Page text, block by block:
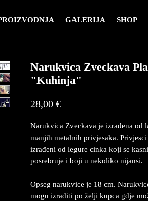
GALERIJA SHOP
Narukvica Zveckava
"Kuhinja"
28,00 €Price
Narukvica Zveckava je izrađena od
manjih metalnih privjesaka. Privjesci
izrađeni od legure cinka koji se
posrebruje i boji u nekoliko nijansi.
Opseg narukvice je 18 cm.
mogu izraditi po želji kupca gdje